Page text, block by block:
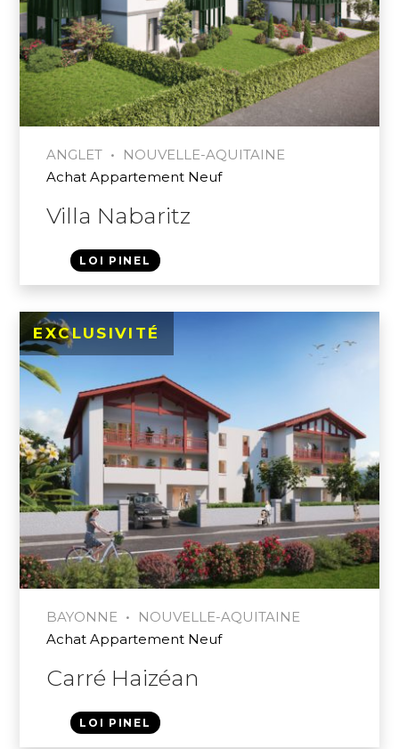
ANGLET •
NOUVELLE-AQUITAINE
Achat Appartement Neuf
Villa Nabaritz
LOI PINEL
EXCLUSIVITÉ
BAYONNE •
NOUVELLE-AQUITAINE
Achat Appartement Neuf
Carré Haizéan
LOI PINEL